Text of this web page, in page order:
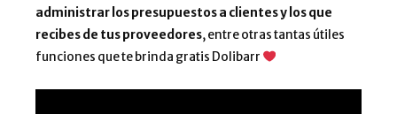
administrar los presupuestos a clientes y los que
recibes de tus proveedores, entre otras tantas útiles
funciones que te brinda gratis Dolibarr